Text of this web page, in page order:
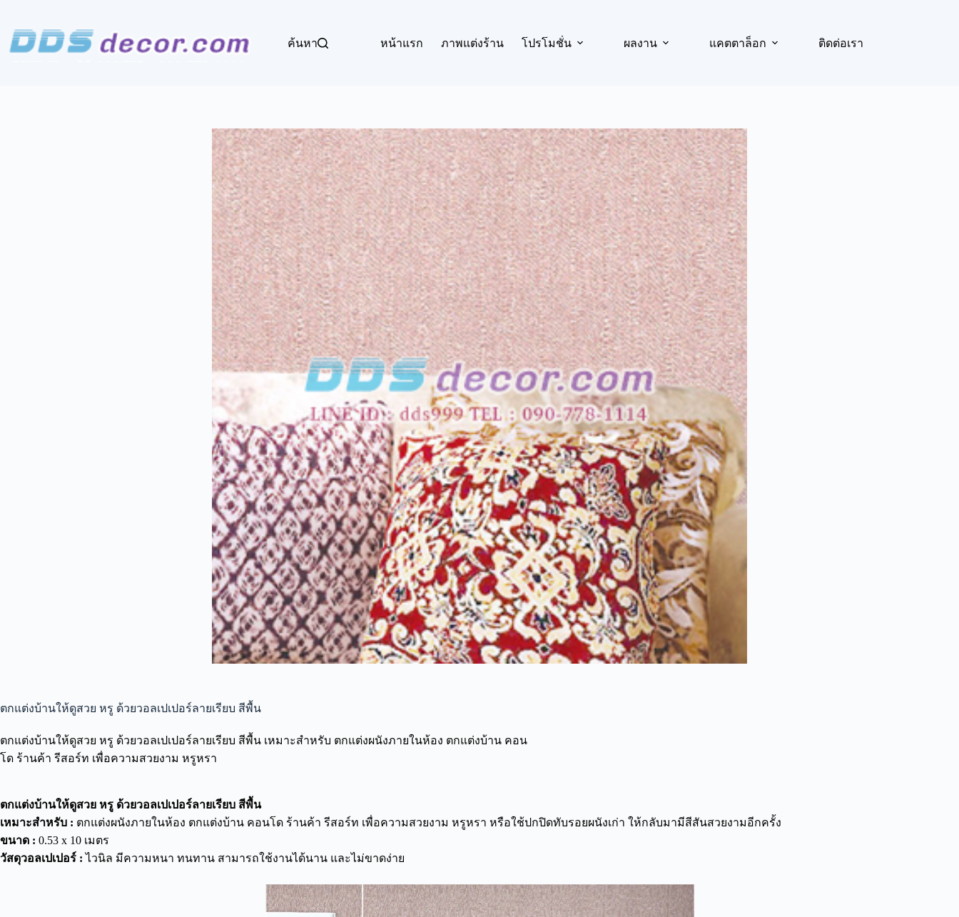
content
ค้นหา
หน้าแรก ภาพแต่งร้าน โปรโมชั่น ผลงาน แคตตาล็อก ติดต่อเรา
ตกแต่งบ้านให้ดูสวย หรู ด้วยวอลเปเปอร์ลายเรียบ สีพื้น
ตกแต่งบ้านให้ดูสวย หรู ด้วยวอลเปเปอร์ลายเรียบ สีพื้น เหมาะสำหรับ ตกแต่งผนังภายในห้อง ตกแต่งบ้าน คอน
โด ร้านค้า รีสอร์ท เพื่อความสวยงาม หรูหรา
ตกแต่งบ้านให้ดูสวย หรู ด้วยวอลเปเปอร์ลายเรียบ สีพื้น
เหมาะสำหรับ : ตกแต่งผนังภายในห้อง ตกแต่งบ้าน คอนโด ร้านค้า รีสอร์ท เพื่อความสวยงาม หรูหรา หรือใช้ปกปิดทับรอยผนังเก่า ให้กลับมามีสีสันสวยงามอีกครั้ง
ขนาด : 0.53 x 10 เมตร
วัสดุวอลเปเปอร์ : ไวนิล มีความหนา ทนทาน สามารถใช้งานได้นาน และไม่ขาดง่าย